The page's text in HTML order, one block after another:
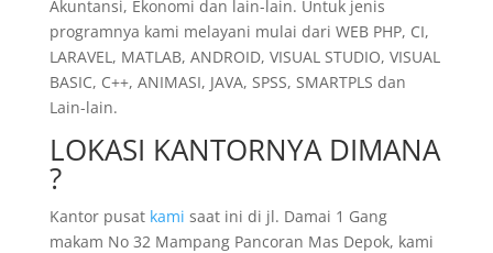
Akuntansi, Ekonomi dan lain-lain. Untuk jenis
programnya kami melayani mulai dari WEB PHP, CI,
LARAVEL, MATLAB, ANDROID, VISUAL STUDIO, VISUAL
BASIC, C++, ANIMASI, JAVA, SPSS, SMARTPLS dan
Lain-lain.
LOKASI KANTORNYA DIMANA
?
Kantor pusat kami saat ini di jl. Damai 1 Gang
makam No 32 Mampang Pancoran Mas Depok, kami